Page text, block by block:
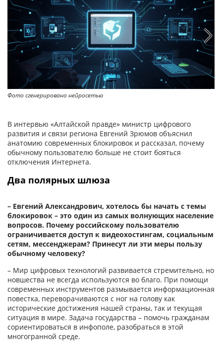
Фото сгенерировано нейросетью
В интервью «Алтайской правде» министр ци­фрового
развития и связи региона Евгений Зрюмов объяснил
анатомию современных блокировок и рассказал, почему
обычному пользователю больше не стоит бояться
отключения Интернета.
Два полярных шлюза
– Евгений Александрович, хотелось бы начать с темы
блокировок – это один из самых волнующих население
вопросов. Почему российскому пользователю
ограничивается доступ к видеохостингам, социальным
сетям, мессенджерам? Принесут ли эти меры пользу
обычному человеку?
– Мир цифровых технологий развивается стремительно, но
новшества не всегда используются во благо. При помощи
современных инструментов размывается информационная
повестка, переворачиваются с ног на голову как
исторические достижения нашей страны, так и текущая
ситуация в мире. Задача государства – помочь гражданам
сориентироваться в инфополе, разобраться в этой
многогранной среде.